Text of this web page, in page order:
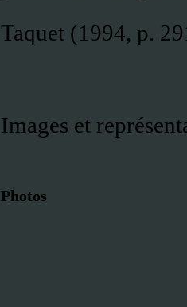
Taquet (1994, p.
Images et
Photos